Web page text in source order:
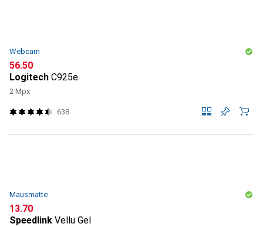
Webcam
CHF
56.50
Logitech C925e
2 Mpx
638
Mausmatte
CHF
13.70
Speedlink Vellu Gel